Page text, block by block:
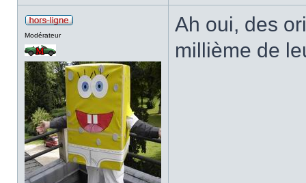
Modérateur
Ah oui, des
millième de